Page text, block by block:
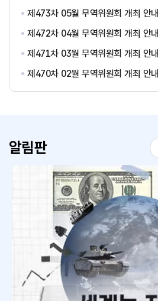
제473차 05월 무역위원회 개최 안내
제472차 04월 무역위원회 개최 안내
제471차 03월 무역위원회 개최 안내
제470차 02월 무역위원회 개최 안내
알림판